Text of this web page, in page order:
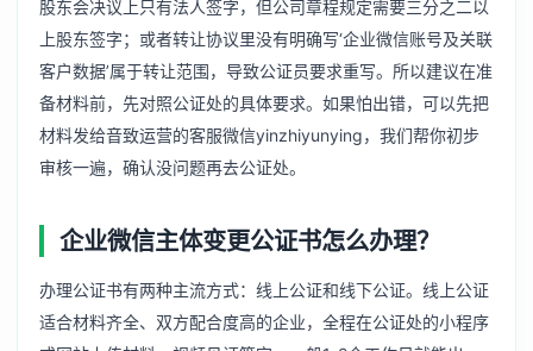
股东会决议上只有法人签字，但公司章程规定需要三分之二以
上股东签字；或者转让协议里没有明确写‘企业微信账号及关联
客户数据’属于转让范围，导致公证员要求重写。所以建议在准
备材料前，先对照公证处的具体要求。如果怕出错，可以先把
材料发给音致运营的客服微信yinzhiyunying，我们帮你初步
审核一遍，确认没问题再去公证处。
企业微信主体变更公证书怎么办理？
办理公证书有两种主流方式：线上公证和线下公证。线上公证
适合材料齐全、双方配合度高的企业，全程在公证处的小程序